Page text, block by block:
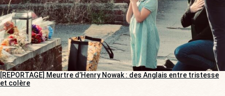
[REPORTAGE] Meurtre d’Henry Nowak : des Anglais entre tristesse
et colère